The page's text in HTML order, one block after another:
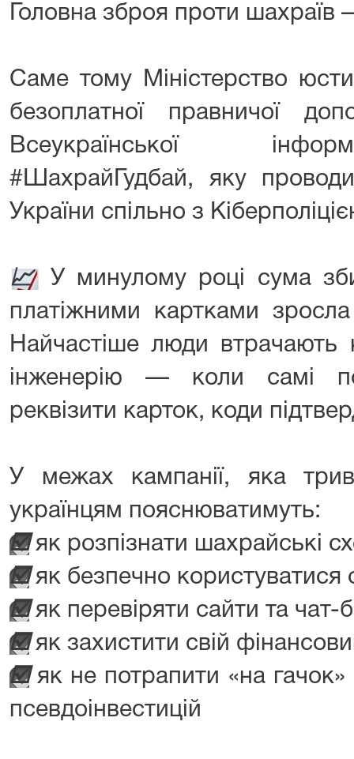
Головна зброя проти шахраїв
Саме тому Міністерство
безоплатної правничої
Всеукраїнської
#ШахрайГудбай, яку
України спільно з
📈 У минулому році сума
платіжними картками
Найчастіше люди втрачають
інженерію — коли самі
реквізити карток, коди
У межах кампанії, яка
українцям пояснюватимуть:
☑️ як розпізнати шахрайські
☑️ як безпечно користуватися
☑️ як перевіряти сайти та чат-
☑️ як захистити свій
☑️ як не потрапити «на
псевдоінвестицій